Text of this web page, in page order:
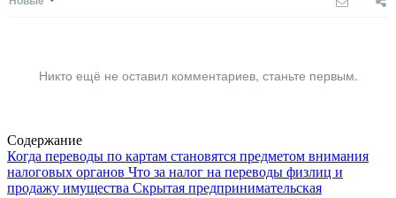
Никто ещё не оставил комментариев, станьте первым.
Содержание
Когда переводы по картам становятся предметом внимания
налоговых органов Что за налог на переводы физлиц и
продажу имущества Скрытая предпринимательская